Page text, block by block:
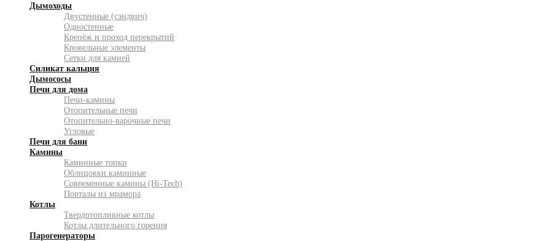
Дымоходы
Двустенные (сэндвич)
Одностенные
Крепёж и проход перекрытий
Кровельные элементы
Сетки для камней
Силикат кальция
Дымососы
Печи для дома
Печи-камины
Отопительные печи
Отопительно-варочные печи
Угловые
Печи для бани
Камины
Каминные топки
Облицовки каминные
Современные камины (Hi-Tech)
Порталы из мрамора
Котлы
Твердотопливные котлы
Котлы длительного горения
Парогенераторы